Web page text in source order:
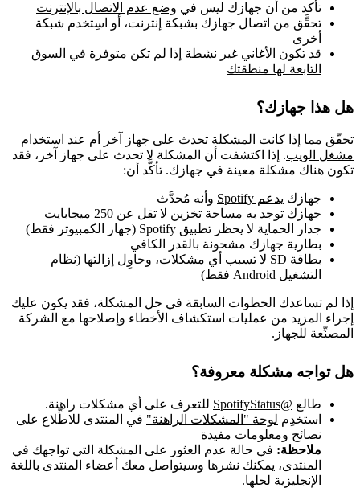
تأكد من أن جهازك ليس في وضع عدم الاتصال بالإنترنت
تحقَّق من اتصال جهازك بشبكة إنترنت، أو اسِتخدم شبكة
أخرى
قد تكون الأغاني غير نشطة إذا لم تكن متوفرة في السوق
التابعة لها منطقتك
هل هذا جهازك؟
تحقّق مما إذا كانت المشكلة تحدث على جهاز آخر أم عند استخدام
مشغل الويب. إذا اكتشفت أن المشكلة لا تحدث على جهاز آخر، فقد
تكون هناك مشكلة معينة في جهازك. تأكَّد أن:
جهازك يدعم Spotify
وأنه مُحدَّث
جهازك توجد به مساحة تخزين لا تقل عن 250 ميجابايت
جدار الحماية لا يحظر تطبيق Spotify (جهاز الكمبيوتر فقط)
بطارية جهازك مشحونة بالقدر الكافي
بطاقة SD لا تسبب أي مشكلات، وحاوِل إزالتها (نظام
التشغيل Android فقط)
إذا لم تساعدك الخطوات السابقة في حل المشكلة، فقد يكون عليك
إجراء المزيد من عمليات استكشاف الأخطاء وإصلاحها مع الشركة
المصنِّعة للجهاز.
هل تواجه مشكلة معروفة؟
طالع @SpotifyStatus
للتعرف على أي مشكلات راهنة.
استخدِم لوحة "المشكلات الراهنة" في المنتدى للاطِّلاع على
نصائح ومعلومات مفيدة
ملاحظة: في حالة عدم العثور على المشكلة التي تواجهك في
المنتدى، يمكنك نشرها وسيتواصل معك أعضاء المنتدى باللغة
الإنجليزية لحلها.